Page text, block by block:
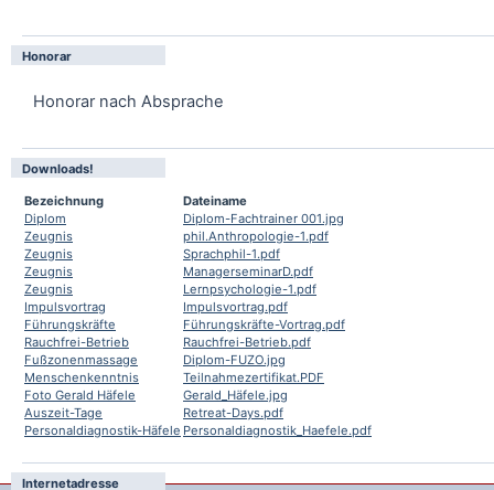
Honorar
Honorar nach Absprache
Downloads!
Bezeichnung
Dateiname
Diplom
Diplom-Fachtrainer 001.jpg
Zeugnis
phil.Anthropologie-1.pdf
Zeugnis
Sprachphil-1.pdf
Zeugnis
ManagerseminarD.pdf
Zeugnis
Lernpsychologie-1.pdf
Impulsvortrag
Impulsvortrag.pdf
Führungskräfte
Führungskräfte-Vortrag.pdf
Rauchfrei-Betrieb
Rauchfrei-Betrieb.pdf
Fußzonenmassage
Diplom-FUZO.jpg
Menschenkenntnis
Teilnahmezertifikat.PDF
Foto Gerald Häfele
Gerald_Häfele.jpg
Auszeit-Tage
Retreat-Days.pdf
Personaldiagnostik-Häfele Personaldiagnostik_Haefele.pdf
Internetadresse